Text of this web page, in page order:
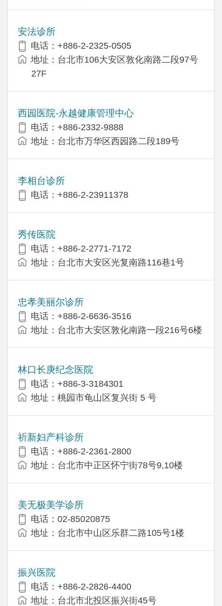
安法诊所
电话：+886-2-2325-0505
地址：台北市106大安区敦化南路二段97号
27F
西园医院-永越健康管理中心
电话：+886-2332-9888
地址：台北市万华区西园路二段189号
李相台诊所
电话：+886-2-23911378
秀传医院
电话：+886-2-2771-7172
地址：台北市大安区光复南路116巷1号
忠孝美丽尔诊所
电话：+886-2-6636-3516
地址：台北市大安区敦化南路一段216号6楼
林口长庚纪念医院
电话：+886-3-3184301
地址：桃园市龟山区复兴街 5 号
祈新妇产科诊所
电话：+886-2-2361-2800
地址：台北市中正区怀宁街78号9,10楼
美无极美学诊所
电话：02-85020875
地址：台北市中山区乐群二路105号1楼
振兴医院
电话：+886-2-2826-4400
地址：台北市北投区振兴街45号